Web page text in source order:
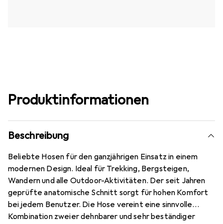
Produktinformationen
Beschreibung
Beliebte Hosen für den ganzjährigen Einsatz in einem
modernen Design. Ideal für Trekking, Bergsteigen,
Wandern und alle Outdoor-Aktivitäten. Der seit Jahren
geprüfte anatomische Schnitt sorgt für hohen Komfort
bei jedem Benutzer. Die Hose vereint eine sinnvolle
Kombination zweier dehnbarer und sehr beständiger